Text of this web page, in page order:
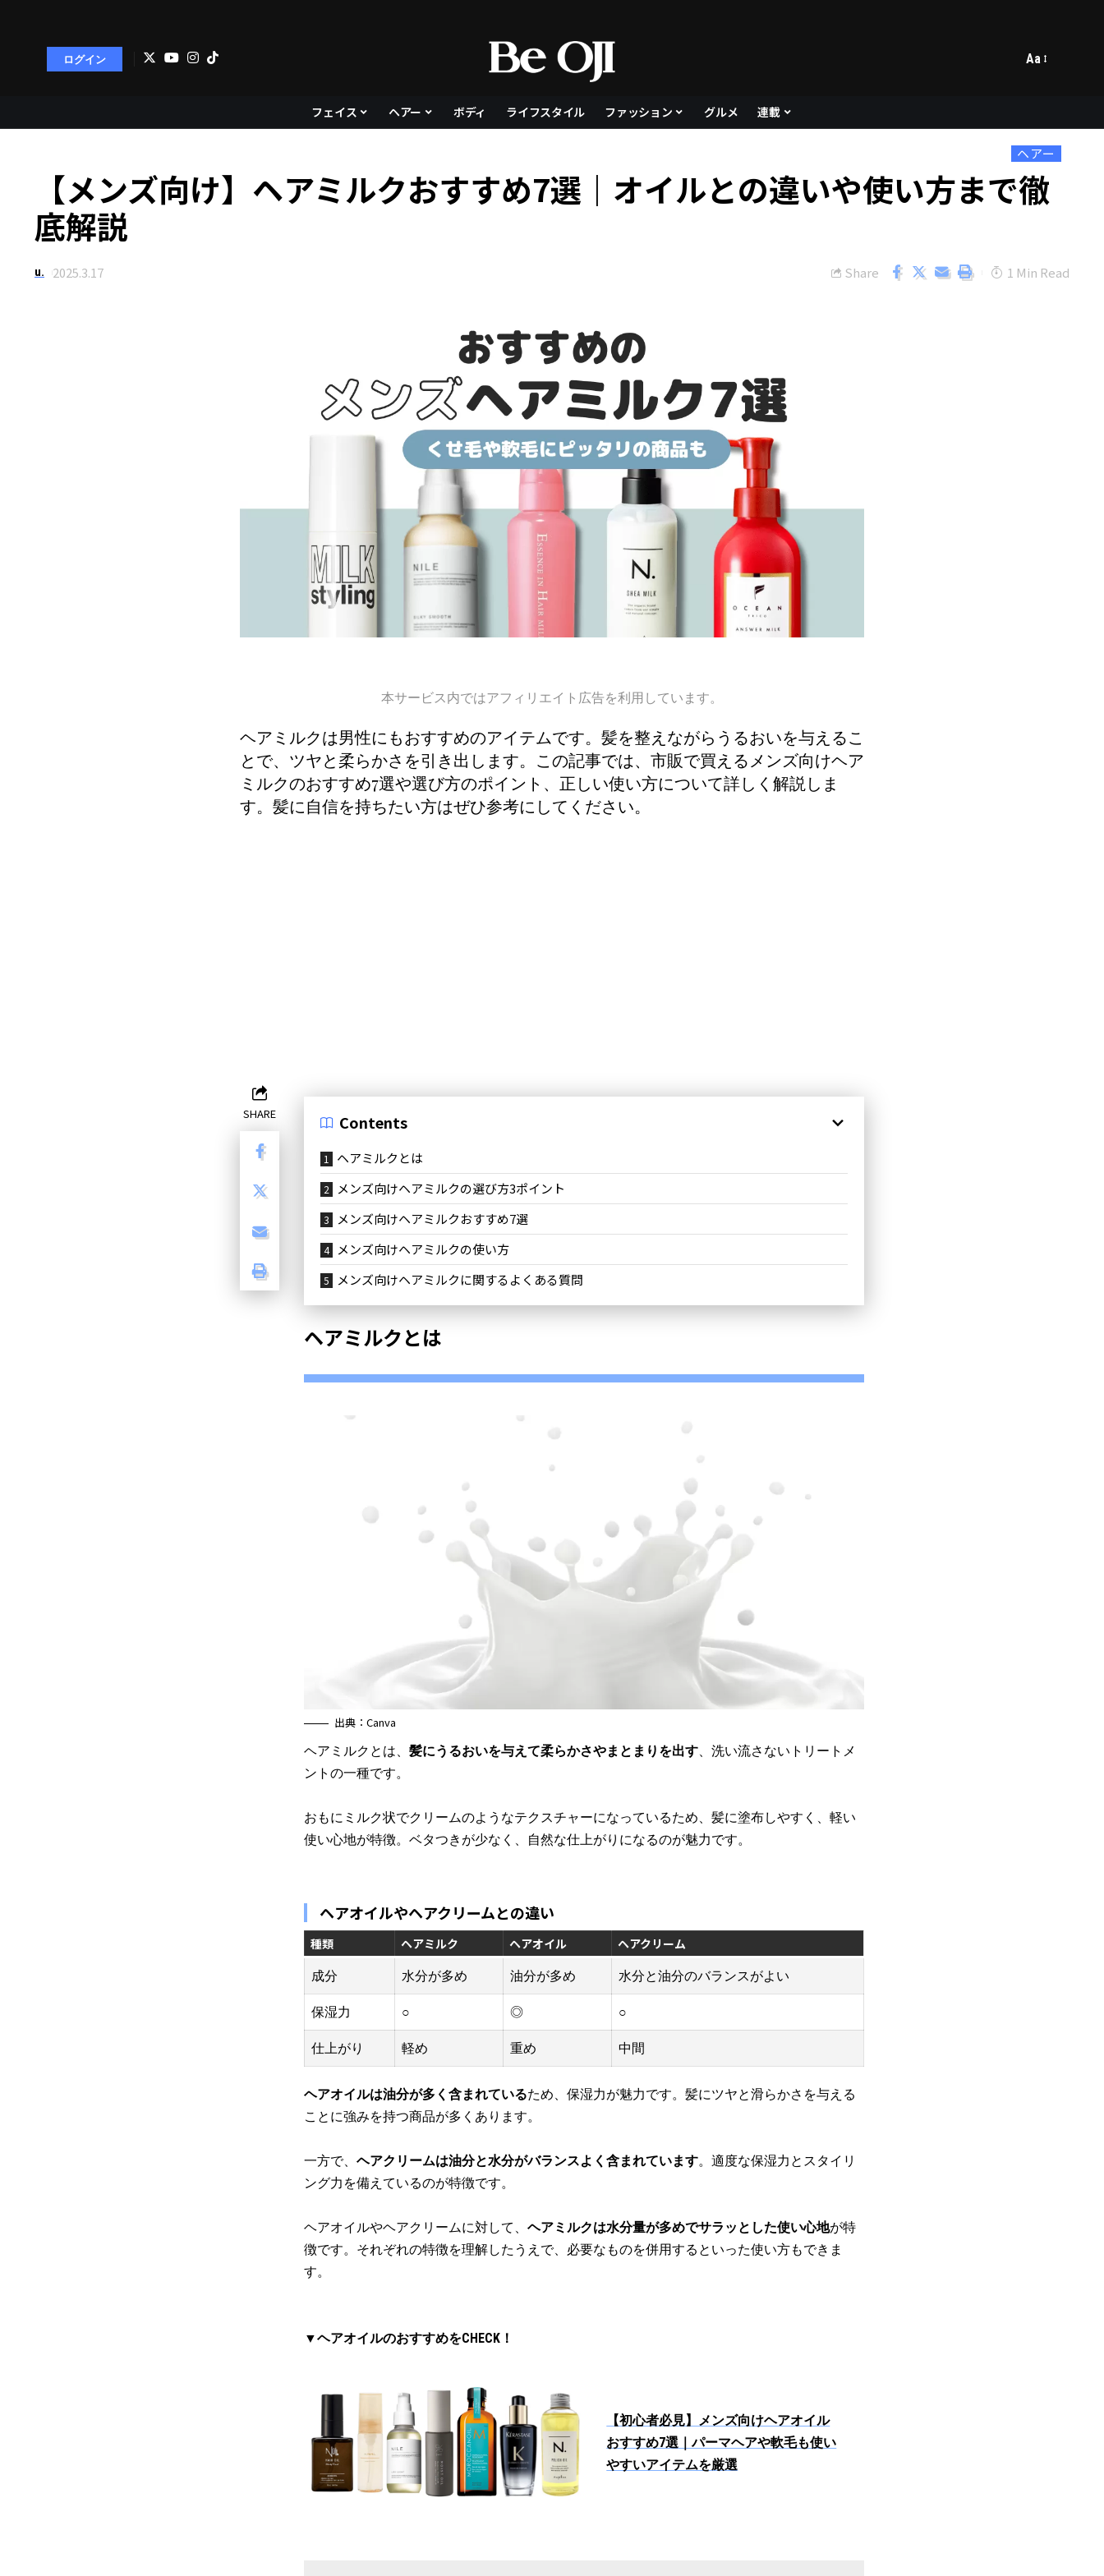
ログイン Aa
フェイス ヘアー ボディ ライフスタイル ファッション グルメ 連載
ヘアー
【メンズ向け】ヘアミルクおすすめ7選｜オイルとの違いや使い方まで徹
底解説
u. 2025.3.17 Share 1 Min Read
本サービス内ではアフィリエイト広告を利用しています。
ヘアミルクは男性にもおすすめのアイテムです。髪を整えながらうるおいを与えるこ
とで、ツヤと柔らかさを引き出します。この記事では、市販で買えるメンズ向けヘア
ミルクのおすすめ7選や選び方のポイント、正しい使い方について詳しく解説しま
す。髪に自信を持ちたい方はぜひ参考にしてください。
SHARE Contents
ヘアミルクとは
メンズ向けヘアミルクの選び方3ポイント
メンズ向けヘアミルクおすすめ7選
メンズ向けヘアミルクの使い方
メンズ向けヘアミルクに関するよくある質問
ヘアミルクとは
出典：Canva
ヘアミルクとは、 髪にうるおいを与えて柔らかさやまとまりを出す、洗い流さないトリートメ
ントの一種です。
おもにミルク状でクリームのようなテクスチャーになっているため、髪に塗布しやすく、軽い
使い心地が特徴。ベタつきが少なく、自然な仕上がりになるのが魅力です。
ヘアオイルやヘアクリームとの違い
種類 ヘアミルク ヘアオイル ヘアクリーム
成分 水分が多め 油分が多め 水分と油分のバランスがよい
保湿力 ○ ◎ ○
仕上がり 軽め 重め 中間
ヘアオイルは油分が多く含まれているため、保湿力が魅力です。髪にツヤと滑らかさを与える
ことに強みを持つ商品が多くあります。
一方で、 ヘアクリームは油分と水分がバランスよく含まれています。適度な保湿力とスタイリ
ング力を備えているのが特徴です。
ヘアオイルやヘアクリームに対して、 ヘアミルクは水分量が多めでサラッとした使い心地が特
徴です。それぞれの特徴を理解したうえで、必要なものを併用するといった使い方もできま
す。
▼ヘアオイルのおすすめをCHECK！
【初心者必見】メンズ向けヘアオイル
おすすめ7選｜パーマヘアや軟毛も使い
やすいアイテムを厳選